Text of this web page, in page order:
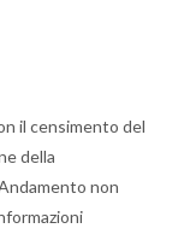
il censimento del
della
non